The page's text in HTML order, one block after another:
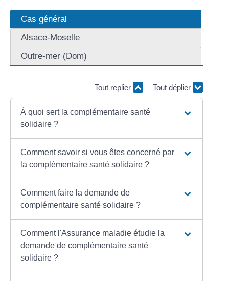
Cas général
Alsace-Moselle
Outre-mer (Dom)
Tout replier Tout déplier
À quoi sert la complémentaire santé
solidaire ?
Comment savoir si vous êtes concerné par
la complémentaire santé solidaire ?
Comment faire la demande de
complémentaire santé solidaire ?
Comment l'Assurance maladie étudie la
demande de complémentaire santé
solidaire ?